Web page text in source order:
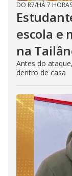
DO R7/HÁ 7 HORAS
escola e
na
Antes do
dentro de casa